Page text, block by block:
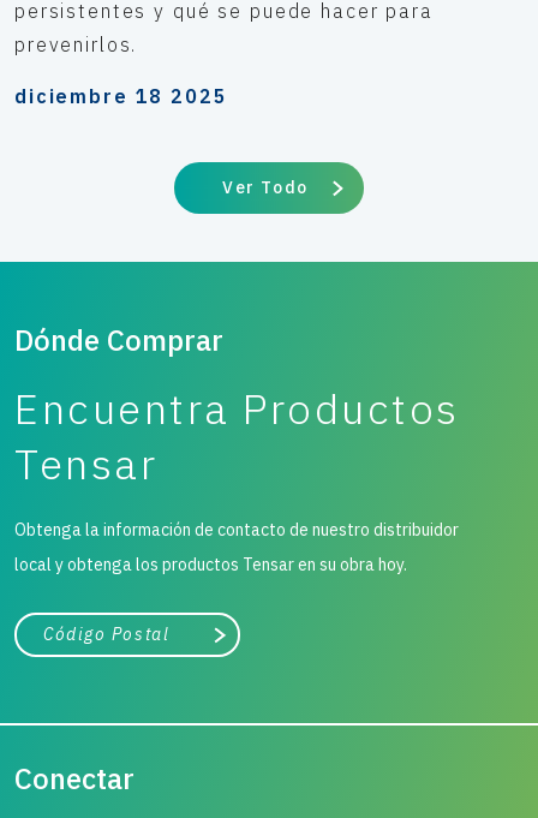
persistentes y qué se puede hacer para
prevenirlos.
diciembre 18 2025
Ver Todo
Dónde Comprar
Encuentra Productos
Tensar
Obtenga la información de contacto de nuestro distribuidor
local y obtenga los productos Tensar en su obra hoy.
Ciudad, estado o código postal
Buscar
Conectar